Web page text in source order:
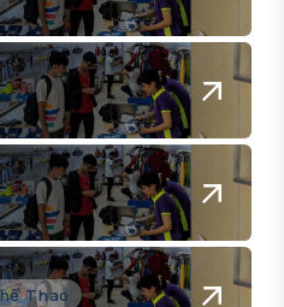
Thao